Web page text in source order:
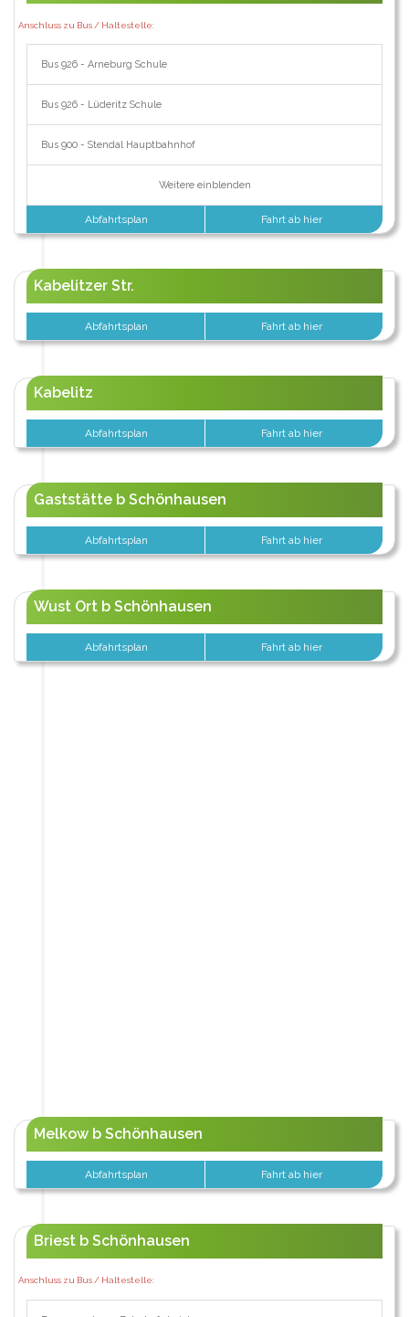
Anschluss zu Bus / Haltestelle:
Bus 926 - Arneburg Schule
Bus 926 - Lüderitz Schule
Bus 900 - Stendal Hauptbahnhof
Weitere einblenden
Abfahrtsplan Fahrt ab hier
Kabelitzer Str.
Abfahrtsplan Fahrt ab hier
Kabelitz
Abfahrtsplan Fahrt ab hier
Gaststätte b Schönhausen
Abfahrtsplan Fahrt ab hier
Wust Ort b Schönhausen
Abfahrtsplan Fahrt ab hier
Melkow b Schönhausen
Abfahrtsplan Fahrt ab hier
Briest b Schönhausen
Anschluss zu Bus / Haltestelle: